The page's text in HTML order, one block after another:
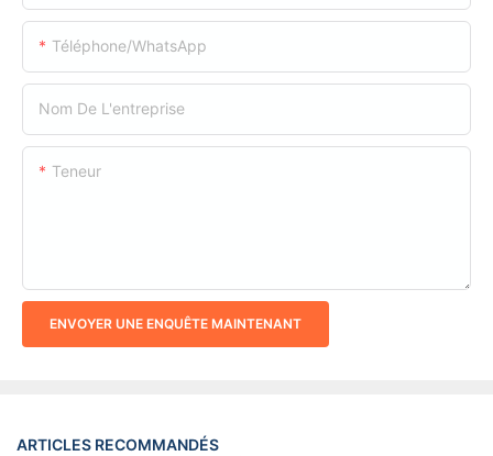
Téléphone/WhatsApp
Nom De L'entreprise
Teneur
ENVOYER UNE ENQUÊTE MAINTENANT
ARTICLES RECOMMANDÉS